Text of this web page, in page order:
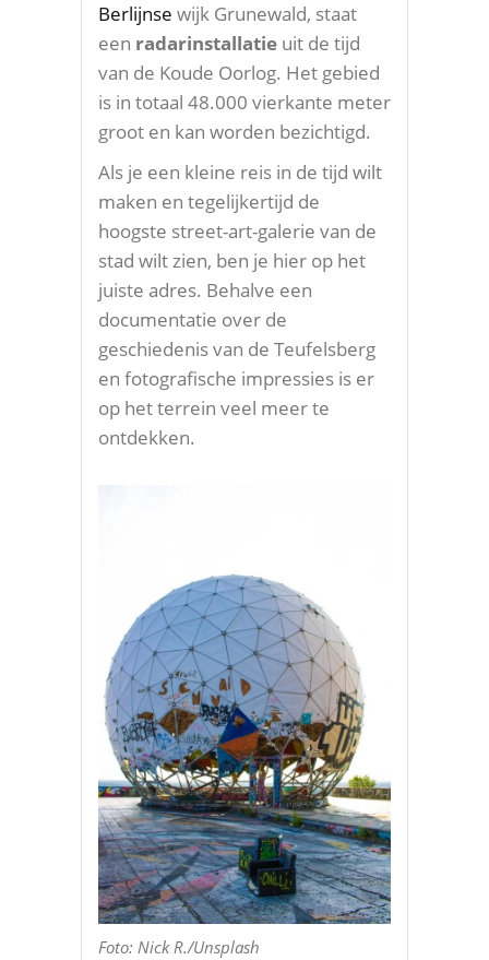
Berlijnse wijk Grunewald, staat
een radarinstallatie uit de tijd
van de Koude Oorlog. Het gebied
is in totaal 48.000 vierkante meter
groot en kan worden bezichtigd.
Als je een kleine reis in de tijd wilt
maken en tegelijkertijd de
hoogste street-art-galerie van de
stad wilt zien, ben je hier op het
juiste adres. Behalve een
documentatie over de
geschiedenis van de Teufelsberg
en fotografische impressies is er
op het terrein veel meer te
ontdekken.
Foto: Nick R./Unsplash